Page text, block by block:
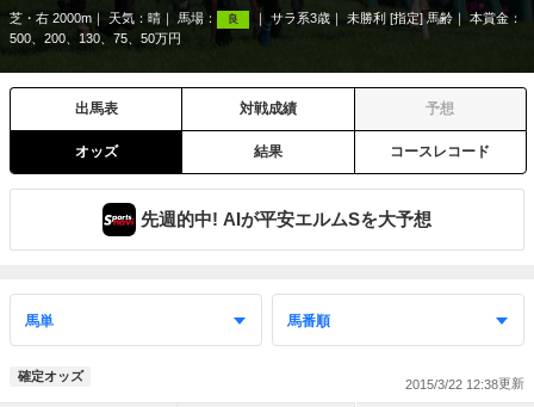
芝・右 2000m 天気： 晴 馬場： 良 サラ系3歳 未勝利 [指定] 馬齢
本賞金：
500、200、130、75、50万円
出馬表 対戦成績 予想
オッズ 結果 コースレコード
先週的中! AIが平安エルムSを大予想
確定オッズ
2015/3/22 12:38